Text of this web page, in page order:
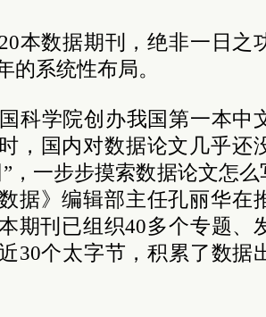
本数据期刊，绝非一日之
的系统性布局。
科学院创办我国第一本中
，国内对数据论文几乎还
，一步步摸索数据论文怎
数据》编辑部主任孔丽华
期刊已组织40多个专题、
30个太字节，积累了数据